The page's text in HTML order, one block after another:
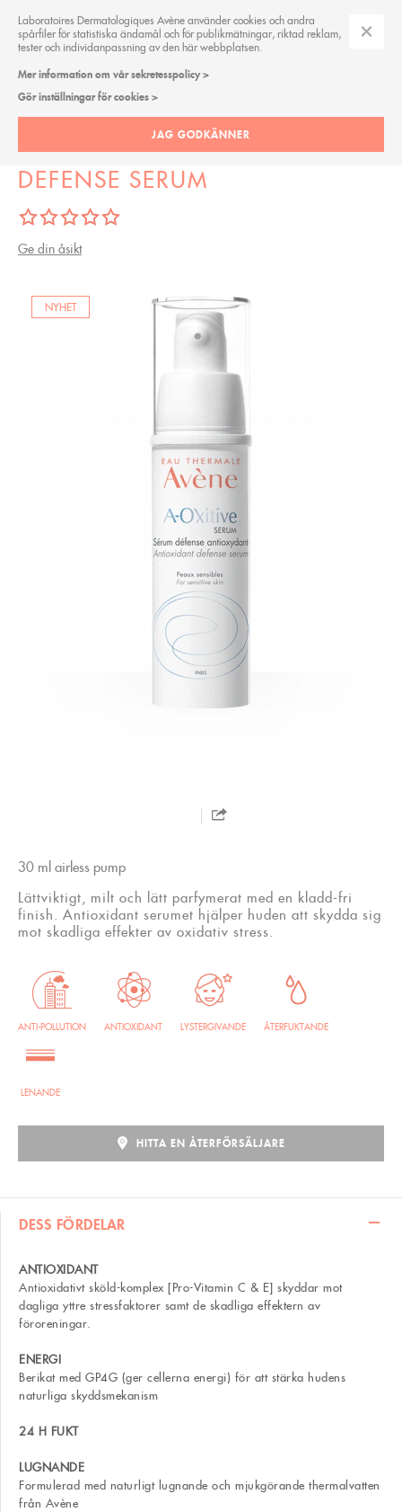
Laboratoires Dermatologiques Avène använder cookies och andra
spårfiler för statistiska ändamål och för publikmätningar, riktad reklam,
tester och individanpassning av den här webbplatsen.
Mer information om vår sekretesspolicy >
Gör inställningar för cookies >
JAG GODKÄNNER
A-OXITIVE
A-OXITIVE ANTIOXIDANT
DEFENSE SERUM
Ge din åsikt
NYHET
30 ml airless pump
Lättviktigt, milt och lätt parfymerat med en kladd-fri
finish. Antioxidant serumet hjälper huden att skydda sig
mot skadliga effekter av oxidativ stress.
ANTI-POLLUTION ANTIOXIDANT LYSTERGIVANDE ÅTERFUKTANDE
LENANDE
HITTA EN ÅTERFÖRSÄLJARE
DESS FÖRDELAR
ANTIOXIDANT
Antioxidativt sköld-komplex [Pro-Vitamin C & E] skyddar mot
dagliga yttre stressfaktorer samt de skadliga effektern av
föroreningar.
ENERGI
Berikat med GP4G (ger cellerna energi) för att stärka hudens
naturliga skyddsmekanism
24 H FUKT
LUGNANDE
Formulerad med naturligt lugnande och mjukgörande thermalvatten
från Avène